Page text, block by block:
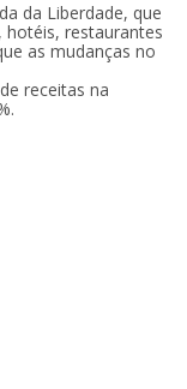
da Liberdade, que
hotéis, restaurantes
as mudanças no
receitas na